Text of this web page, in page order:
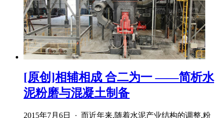
[原创]相辅相成 合二为一 ——简析水
泥粉磨与混凝土制备
2015年7月6日 · 而近年来,随着水泥产业结构的调整,粉